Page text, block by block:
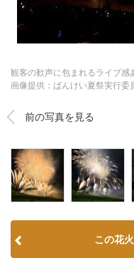
観客の歓声に包まれるライブ感
画像提供：ばんけい夏祭実行委
前の写真を見る
この花